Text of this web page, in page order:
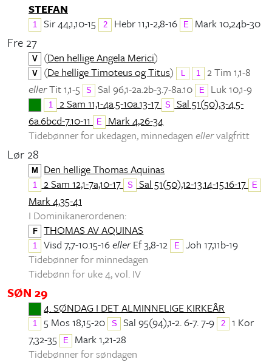
STEFAN
1 Sir 44,1,10-15 2 Hebr 11,1-2,8-16 E Mark 10,24b-30
Fre 27
V (Den hellige Angela Merici)
V (De hellige Timoteus og Titus) L 1
2 Tim 1,1-8
ellerTit 1,1-5 S Sal 96,1-2a.2b-3.7-8a.10 E Luk 10,1-9
1 2 Sam 11,1-4a.5-10a.13-17 S
Sal 51(50),3-4.5-
6a.6bcd-7.10-11
E
Mark 4,26-34
Tidebønner for ukedagen, minnedagen ellervalgfritt
Lør 28
M Den hellige Thomas Aquinas
1 2 Sam 12,1-7a,10-17 S Sal 51(50),12-13.14-15.16-17 E
Mark 4,35-41
I Dominikanerordenen:
F THOMAS AV AQUINAS
1 Visd 7,7-10.15-16ellerEf 3,8-12 E Joh 17,11b-19
Tidebønner for minnedagen
Tidebønn for uke 4, vol. IV
SØN 29
4. SØNDAG I DET ALMINNELIGE KIRKEÅR
1 5 Mos 18,15-20 S Sal 95(94),1-2. 6-7. 7-9 2
1 Kor
7,32-35
E
Mark 1,21-28
Tidebønner for søndagen